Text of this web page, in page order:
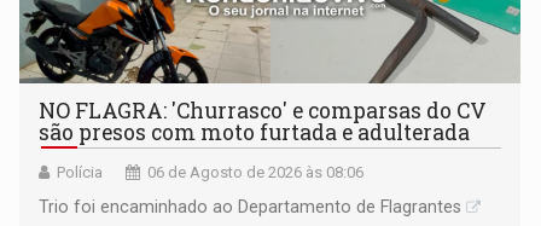
NO FLAGRA: 'Churrasco' e comparsas do CV
são presos com moto furtada e adulterada
Polícia 06 de Agosto de 2026 às 08:06
Trio foi encaminhado ao Departamento de Flagrantes